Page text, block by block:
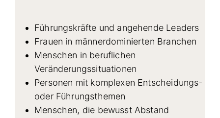
Führungskräfte und angehende Leaders
Frauen in männerdominierten Branchen
Menschen in beruflichen
Veränderungssituationen
Personen mit komplexen Entscheidungs-
oder Führungsthemen
Menschen, die bewusst Abstand